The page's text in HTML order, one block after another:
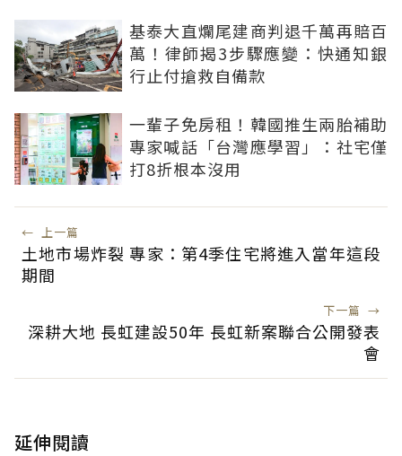
基泰大直爛尾建商判退千萬再賠百
萬！律師揭3步驟應變：快通知銀
行止付搶救自備款
一輩子免房租！韓國推生兩胎補助
專家喊話「台灣應學習」：社宅僅
打8折根本沒用
← 上一篇
土地市場炸裂 專家：第4季住宅將進入當年這段
期間
下一篇 →
深耕大地 長虹建設50年 長虹新案聯合公開發表
會
延伸閱讀